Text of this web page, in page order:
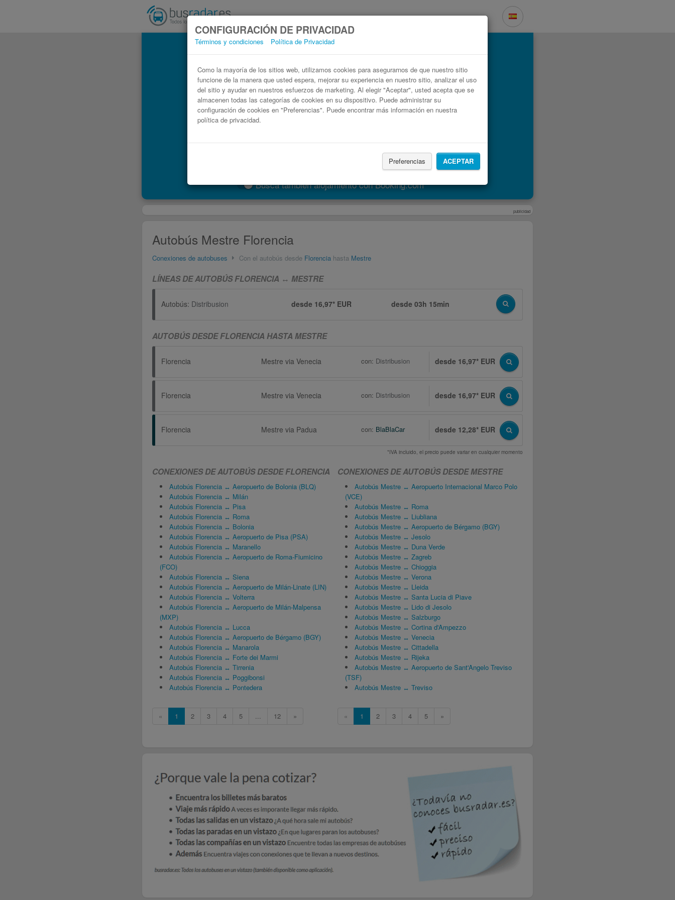
CONFIGURACIÓN DE PRIVACIDAD
Términos y condiciones Política de Privacidad
Como la mayoría de los sitios web, utilizamos cookies para asegurarnos de que nuestro sitio
funcione de la manera que usted espera, mejorar su experiencia en nuestro sitio, analizar el uso
del sitio y ayudar en nuestros esfuerzos de marketing. Al elegir "Aceptar", usted acepta que se
almacenen todas las categorías de cookies en su dispositivo. Puede administrar su
configuración de cookies en "Preferencias". Puede encontrar más información en nuestra
política de privacidad.
Preferencias ACEPTAR
Busca también alojamiento con Booking.com
publicidad
Autobús Mestre Florencia
Conexiones de autobuses Con el autobús desde Florencia hasta Mestre
LÍNEAS DE AUTOBÚS FLORENCIA ↔ MESTRE
Autobús: Distribusion desde 16,97* EUR desde03h 15min
AUTOBÚS DESDE FLORENCIA HASTA MESTRE
Florencia Mestre via Venecia con: Distribusion desde 16,97* EUR
Florencia Mestre via Venecia con: Distribusion desde 16,97* EUR
Florencia Mestre via Padua con: BlaBlaCar desde 12,28* EUR
*IVA incluido, el precio puede variar en cualquier momento
CONEXIONES DE AUTOBÚS DESDE FLORENCIA
Autobús Florencia ↔ Aeropuerto de Bolonia (BLQ)
Autobús Florencia ↔ Milán
Autobús Florencia ↔ Pisa
Autobús Florencia ↔ Roma
Autobús Florencia ↔ Bolonia
Autobús Florencia ↔ Aeropuerto de Pisa (PSA)
Autobús Florencia ↔ Maranello
Autobús Florencia ↔ Aeropuerto de Roma-Fiumicino
(FCO)
Autobús Florencia ↔ Siena
Autobús Florencia ↔ Aeropuerto de Milán-Linate (LIN)
Autobús Florencia ↔ Volterra
Autobús Florencia ↔ Aeropuerto de Milán-Malpensa
(MXP)
Autobús Florencia ↔ Lucca
Autobús Florencia ↔ Aeropuerto de Bérgamo (BGY)
Autobús Florencia ↔ Manarola
Autobús Florencia ↔ Forte dei Marmi
Autobús Florencia ↔ Tirrenia
Autobús Florencia ↔ Poggibonsi
Autobús Florencia ↔ Pontedera
« 1 2 3 4 5 ... 12 »
CONEXIONES DE AUTOBÚS DESDE MESTRE
Autobús Mestre ↔ Aeropuerto Internacional Marco Polo
(VCE)
Autobús Mestre ↔ Roma
Autobús Mestre ↔ Liubliana
Autobús Mestre ↔ Aeropuerto de Bérgamo (BGY)
Autobús Mestre ↔ Jesolo
Autobús Mestre ↔ Duna Verde
Autobús Mestre ↔ Zagreb
Autobús Mestre ↔ Chioggia
Autobús Mestre ↔ Verona
Autobús Mestre ↔ Lleida
Autobús Mestre ↔ Santa Lucia di Piave
Autobús Mestre ↔ Lido di Jesolo
Autobús Mestre ↔ Salzburgo
Autobús Mestre ↔ Cortina d'Ampezzo
Autobús Mestre ↔ Venecia
Autobús Mestre ↔ Cittadella
Autobús Mestre ↔ Rijeka
Autobús Mestre ↔ Aeropuerto de Sant'Angelo Treviso
(TSF)
Autobús Mestre ↔ Treviso
« 1 2 3 4 5 »